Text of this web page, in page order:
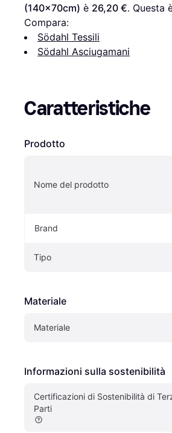
(140x70cm) è 26,20 €. Questa
Compara:
Södahl Tessili
Södahl Asciugamani
Caratteristiche
Prodotto
Nome del prodotto
Brand
Tipo
Materiale
Materiale
Informazioni sulla sostenibilità
Certificazioni di Sostenibilità di
Parti